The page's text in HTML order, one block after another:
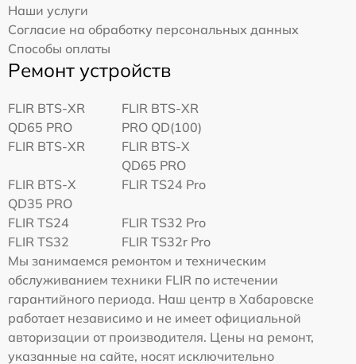
Наши услуги
Согласие на обработку персональных данных
Способы оплаты
Ремонт устройств
FLIR BTS-XR
QD65 PRO
FLIR BTS-XR
PRO QD(100)
FLIR BTS-XR
FLIR BTS-X
QD65 PRO
FLIR BTS-X
QD35 PRO
FLIR TS24 Pro
FLIR TS24
FLIR TS32 Pro
FLIR TS32
FLIR TS32r Pro
Мы занимаемся ремонтом и техническим
обслуживанием техники FLIR по истечении
гарантийного периода. Наш центр в Хабаровске
работает независимо и не имеет официальной
авторизации от производителя. Цены на ремонт,
указанные на сайте, носят исключительно